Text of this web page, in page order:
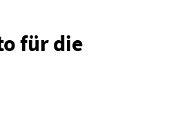
für die